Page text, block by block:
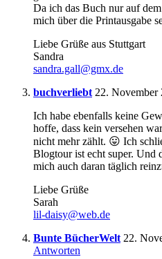
Da ich das Buch nur auf
mich über die Printausgabe
Liebe Grüße aus Stuttgart
Sandra
sandra.gall@gmx.de
buchverliebt 22. November
Ich habe ebenfalls keine
hoffe, dass kein versehen
nicht mehr zählt. 😛 Ich
Blogtour ist echt super. Und
mich auch daran täglich
Liebe Grüße
Sarah
lil-daisy@web.de
Bunte BücherWelt 22.
Antworten